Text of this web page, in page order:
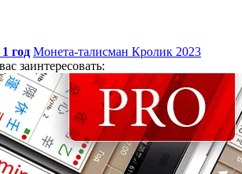
1 год Монета-талисман Кролик 2023
заинтересовать: